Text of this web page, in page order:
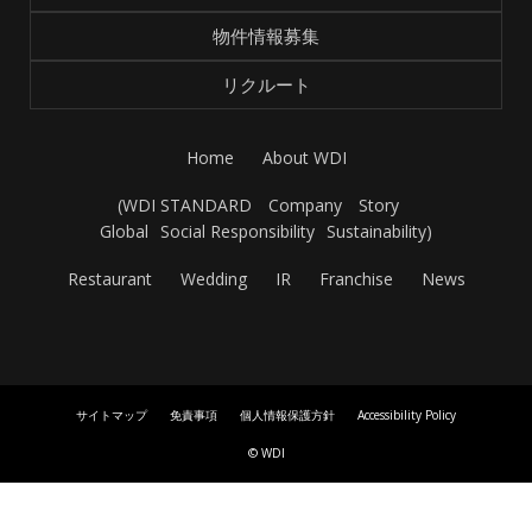
物件情報募集
リクルート
Home About WDI
(WDI STANDARD Company
Story
Global Social Responsibility Sustainability)
Restaurant Wedding IR Franchise News
サイトマップ 免責事項 個人情報保護方針 Accessibility Policy
© WDI